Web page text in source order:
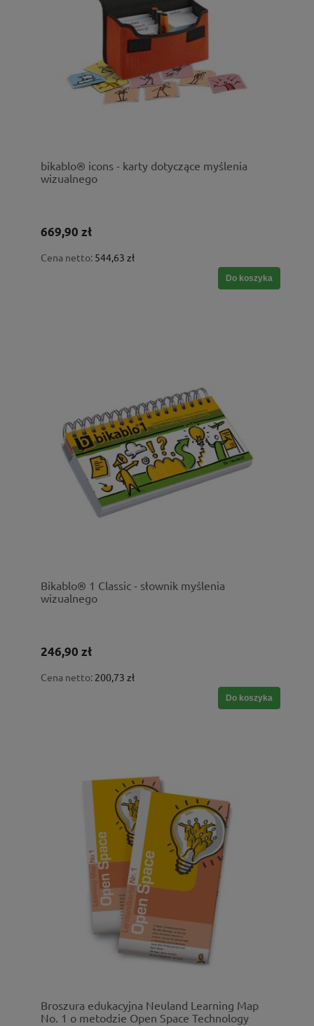
bikablo® icons - karty dotyczące myślenia
wizualnego
669,90 zł
Cena netto: 544,63 zł
Do koszyka
Bikablo® 1 Classic - słownik myślenia
wizualnego
246,90 zł
Cena netto: 200,73 zł
Do koszyka
Broszura edukacyjna Neuland Learning Map
No. 1 o metodzie Open Space Technology